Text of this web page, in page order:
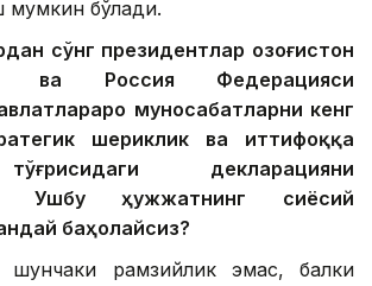
мумкин бўлади.
сўнг президентлар Қозоғистон
ва Россия Федерацияси
муносабатларни кенг
шериклик ва иттифоққа
декларацияни
Ушбу ҳужжатнинг сиёсий
баҳолайсиз?
шунчаки рамзийлик эмас, балки